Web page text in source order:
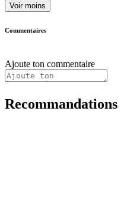
Voir moins
Commentaires
Ajoute ton commentaire
Recommandations